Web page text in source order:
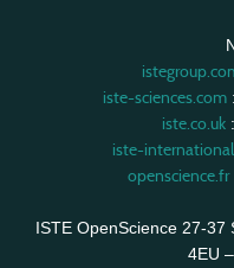
iste-sciences.com:
iste.co.uk
iste-
openscience.fr
ISTE OpenScience 27-37
4EU